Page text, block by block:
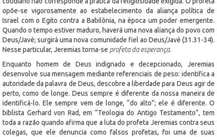
opõe-se vigorosamente ao estabelecimento da aliança política de
Israel com o Egito contra a Babilônia, na época um poder emergente.
Quando o tempo estiver maduro, haverá uma nova aliança do povo com
Deus/Javé; surgirá uma nova comunidade fiel ao Deus/Javé (31.31-34).
Nesse particular, Jeremias torna-se profeta da esperança.
Enquanto homem de Deus indignado e decepcionado, Jeremias
desenvolve sua mensagem mediante referenciais de peso: identifica a
autoridade da palavra de Deus, descobre a liberdade para Deus agir de
perto, como de longe. Deus sempre é diferente da nossa maneira de
identificá-lo. Ele sempre vem de longe, “do alto”; ele é diferente. O
biblista Gerhard von Rad, em “Teologia do Antigo Testamento”, tem
toda a razão quando afirma que a luta do profeta Jeremias contra seus
colegas, que ele denuncia como falsos profetas, foi uma de suas